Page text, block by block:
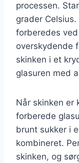
processen.
grader
forberedes
overskydende
skinken i et
glasuren med
Når skinken er
forberede
brunt sukker i
kombineret.
skinken, og